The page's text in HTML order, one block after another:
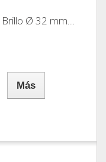
Ø 32 mm....
Más